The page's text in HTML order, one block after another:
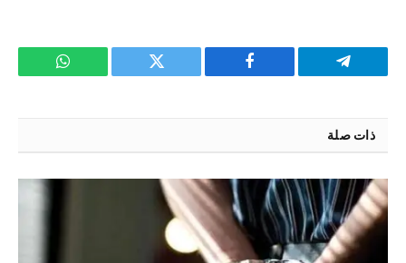
تيلقرام فيسبوك تويتر واتساب
ذات صلة